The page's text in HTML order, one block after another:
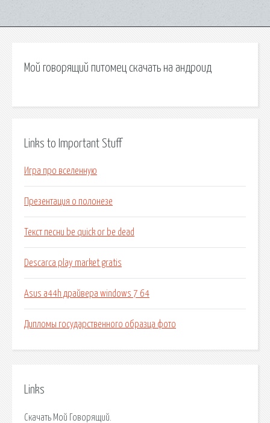
Мой говорящий питомец скачать на андроид
Links to Important Stuff
Игра про вселенную
Презентация о полонезе
Текст песни be quick or be dead
Descarca play market gratis
Asus a44h драйвера windows 7 64
Дипломы государственного образца фото
Links
Скачать Мой Говорящий.